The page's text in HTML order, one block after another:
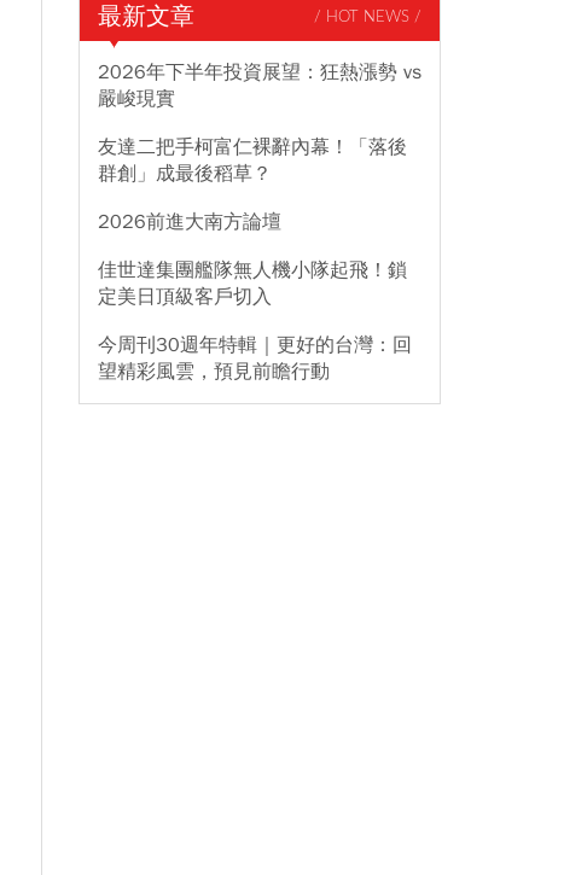
最新文章 / HOT NEWS /
2026年下半年投資展望：狂熱漲勢 vs
嚴峻現實
友達二把手柯富仁裸辭內幕！「落後
群創」成最後稻草？
2026前進大南方論壇
佳世達集團艦隊無人機小隊起飛！鎖
定美日頂級客戶切入
今周刊30週年特輯｜更好的台灣：回
望精彩風雲，預見前瞻行動